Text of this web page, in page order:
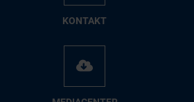
KON­TAKT